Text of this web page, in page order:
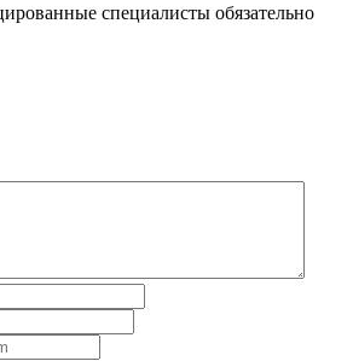
специалисты обязательно